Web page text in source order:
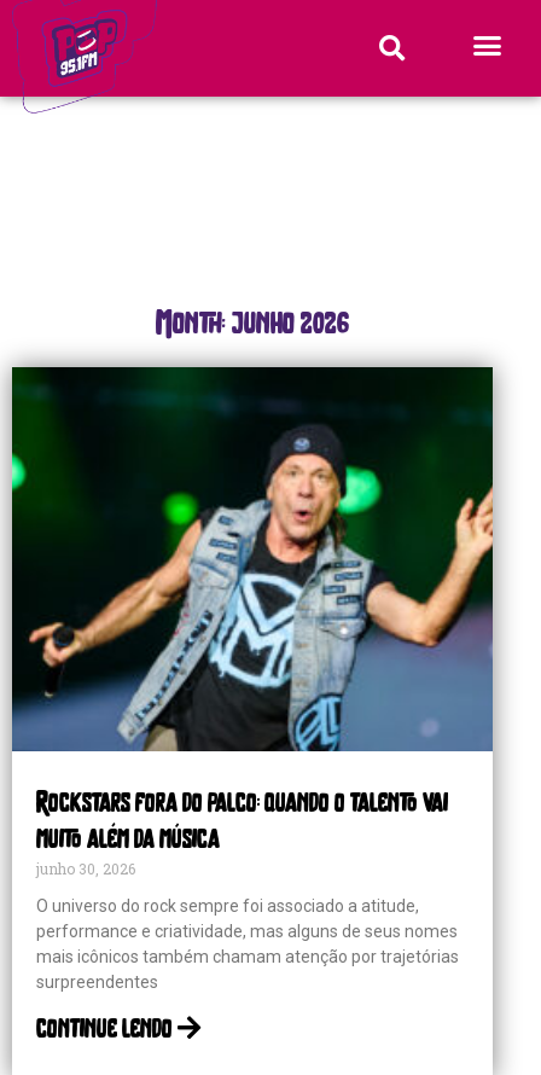
Month: junho 2026
Rockstars fora do palco: quando o talento vai
muito além da música
junho 30, 2026
O universo do rock sempre foi associado a atitude,
performance e criatividade, mas alguns de seus nomes
mais icônicos também chamam atenção por trajetórias
surpreendentes
continue lendo